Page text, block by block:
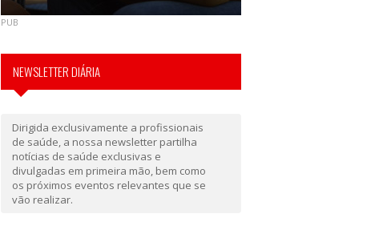
PUB
NEWSLETTER DIÁRIA
Dirigida exclusivamente a profissionais
de saúde, a nossa newsletter partilha
notícias de saúde exclusivas e
divulgadas em primeira mão, bem como
os próximos eventos relevantes que se
vão realizar.